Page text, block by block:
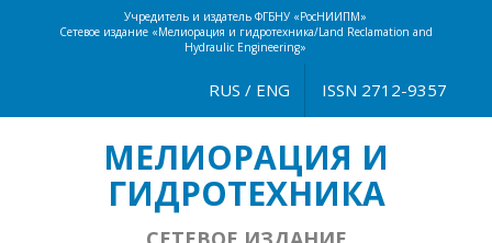
Учредитель и издатель ФГБНУ «РосНИИПМ»
Сетевое издание «Мелиорация и гидротехника/Land Reclamation and
Hydraulic Engineering»
ISSN 2712-9357
RUS / ENG
МЕЛИОРАЦИЯ И
ГИДРОТЕХНИКА